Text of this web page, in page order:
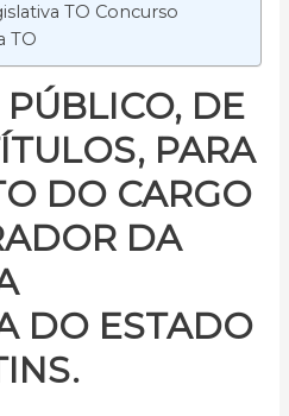
TO Concurso
TO
DE
PARA
DO CARGO
DA
DO ESTADO
.